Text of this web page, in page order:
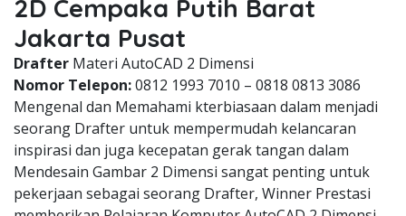
2D Cempaka Putih Barat
Jakarta Pusat
Drafter Materi AutoCAD 2 Dimensi
Nomor Telepon:0812 1993 7010 – 0818 0813 3086
Mengenal dan Memahami kterbiasaan dalam menjadi
seorang Drafter untuk mempermudah kelancaran
inspirasi dan juga kecepatan gerak tangan dalam
Mendesain Gambar 2 Dimensi sangat penting untuk
pekerjaan sebagai seorang Drafter, Winner Prestasi